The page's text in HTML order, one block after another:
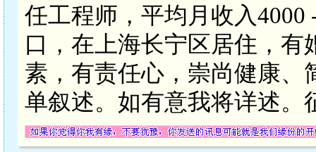
任工程师，平均月收入
口，在上海长宁区居住，
素，有责任心，崇尚健康、
单叙述。如有意我将详述。